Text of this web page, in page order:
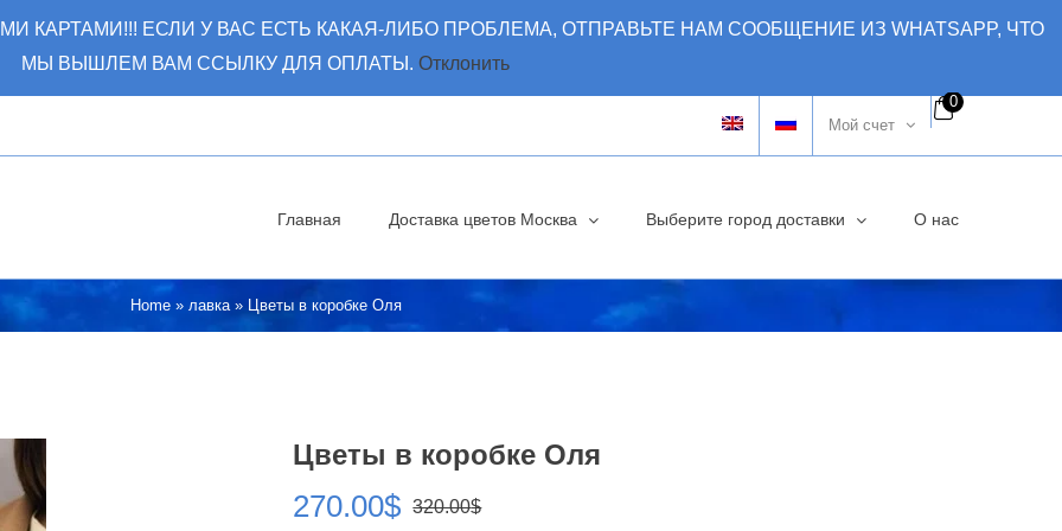
ЕСЛИ У ВАС ЕСТЬ КАКАЯ-ЛИБО ПРОБЛЕМА, ОТПРАВЬТЕ НАМ СООБЩЕНИЕ ИЗ WHATSAPP, ЧТО
МЫ ВЫШЛЕМ ВАМ ССЫЛКУ ДЛЯ ОПЛАТЫ. Отклонить
Мой счет
0
Главная Доставка цветов Москва Выберите город доставки О нас
Home» лавка» Цветы в коробке Оля
Цветы в коробке Оля
320.00$Первоначальная
270.00$
Текущая